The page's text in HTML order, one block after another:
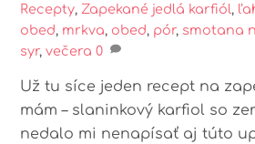
Recepty, Zapekané jedlá karfiól,
obed, mrkva, obed, pór, smotana
syr,večera 0
Už tu síce jeden recept na
mám – slaninkový karfiol so
nedalo mi nenapísať aj túto